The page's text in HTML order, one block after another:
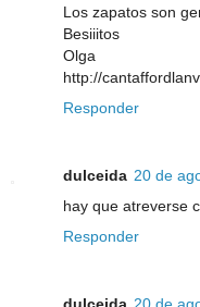
Los zapatos son
Besiiitos
Olga
http://
Responder
dulceida 20 de
hay que atreverse
Responder
dulceida 20 de